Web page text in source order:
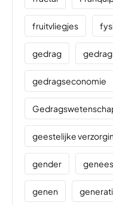
fruitvliegjes
gedrag
gedragseconomie
geestelijke
gender
genen